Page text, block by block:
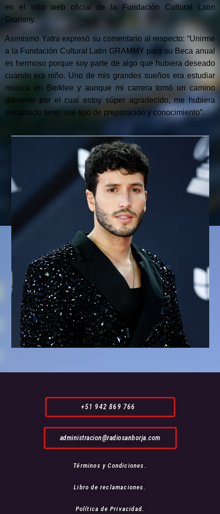
en el sitio web oficial de la Fundación Cultural Latin
Grammy.
Asimismo Yatra expresó su comentario al respecto: “Unirme
a la Fundación Cultural Latin GRAMMY para su Beca anual
es hermoso porque soy parte de algo que hubiera deseado
cuando era niño. Uno de mis grandes sueños era estudiar
música en Berklee y aunque mi carrera tomó un camino
diferente por el cual estoy súper agradecido, me hubiera
encantado tener ese tipo de preparación y conocimiento”.
+51 942 869 766
administracion@radiosanborja.com
Términos y Condiciones.
Libro de reclamaciones.
Política de Privacidad.